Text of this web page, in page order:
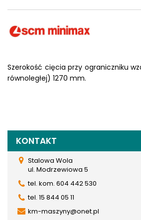
Szerokość cięcia przy ograniczniku
równoległej) 1270 mm.
KONTAKT
Stalowa Wola
ul. Modrzewiowa 5
tel. kom. 604 442 530
tel. 15 844 05 11
km-maszyny@onet.pl